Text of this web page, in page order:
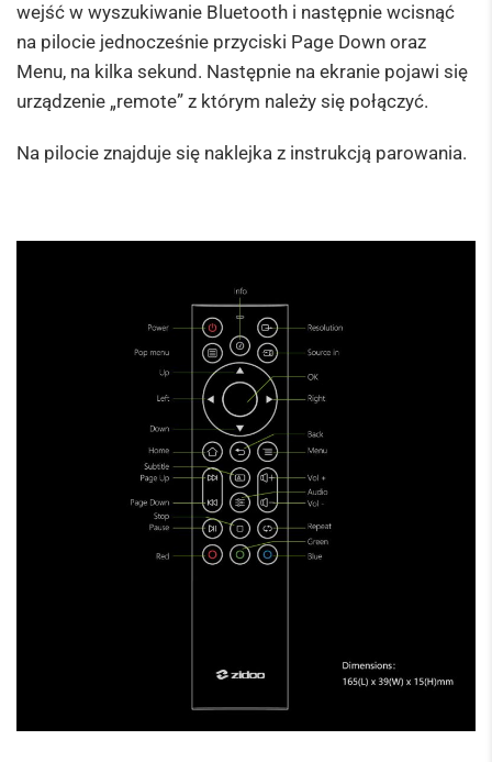
wejść w wyszukiwanie Bluetooth i następnie wcisnąć
na pilocie jednocześnie przyciski Page Down oraz
Menu, na kilka sekund. Następnie na ekranie pojawi się
urządzenie „remote” z którym należy się połączyć.
Na pilocie znajduje się naklejka z instrukcją parowania.